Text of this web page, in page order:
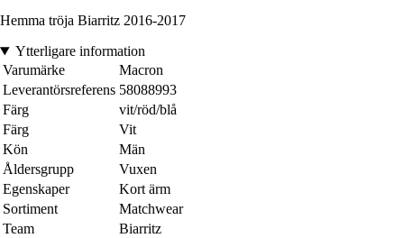
Hemma tröja Biarritz 2016-2017
Ytterligare information
Varumärke
Macron
Leverantörsreferens 58088993
Färg
vit/röd/blå
Färg
Vit
Kön
Män
Åldersgrupp
Vuxen
Egenskaper
Kort ärm
Sortiment
Matchwear
Team
Biarritz